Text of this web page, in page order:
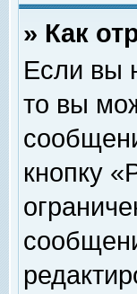
» Как
Если вы
то вы
кнопку